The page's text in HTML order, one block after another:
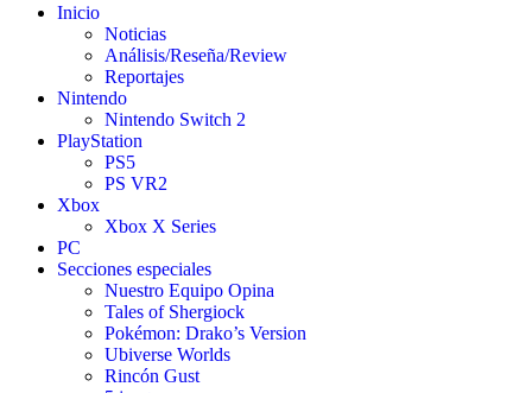
Inicio
Noticias
Análisis/Reseña/Review
Reportajes
Nintendo
Nintendo Switch 2
PlayStation
PS5
PS VR2
Xbox
Xbox X Series
PC
Secciones especiales
Nuestro Equipo Opina
Tales of Shergiock
Pokémon: Drako’s Version
Ubiverse Worlds
Rincón Gust